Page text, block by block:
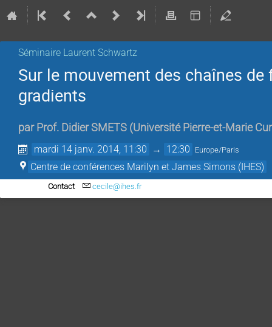
Séminaire Laurent Schwartz
Sur le mouvement des chaînes
gradients
par Prof. Didier SMETS (Université Pierre-et-Marie
mardi 14 janv. 2014, 11:30 → 12:30 Europe/Paris
Centre de conférences Marilyn et James Simons (IHES)
Contact cecile@ihes.fr